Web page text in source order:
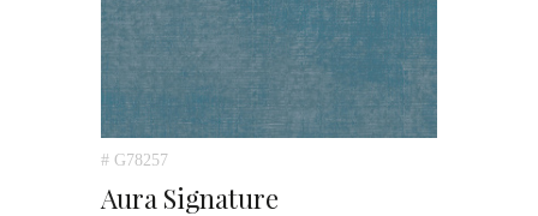
# G78257
Aura Signature